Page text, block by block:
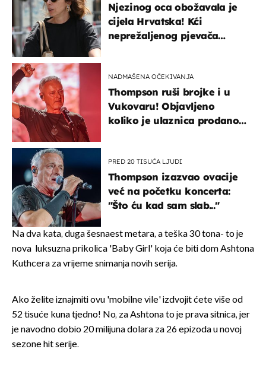
Njezinog oca obožavala je
cijela Hrvatska! Kći
neprežaljenog pjevača
NADMAŠENA OČEKIVANJA
Thompson ruši brojke i u
Vukovaru! Objavljeno
koliko je ulaznica prodano
PRED 20 TISUĆA LJUDI
Thompson izazvao ovacije
već na početku koncerta:
"Što ću kad sam slab..."
Na dva kata, duga šesnaest metara, a teška 30 tona- to je
nova luksuzna prikolica 'Baby Girl' koja će biti dom Ashtona
Kuthcera za vrijeme snimanja novih serija.
Ako želite iznajmiti ovu 'mobilne vile' izdvojit ćete više od
52 tisuće kuna tjedno! No, za Ashtona to je prava sitnica, jer
je navodno dobio 20 milijuna dolara za 26 epizoda u novoj
sezone hit serije.